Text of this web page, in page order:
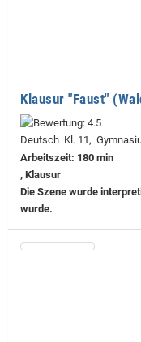
Klausur "Faust"
Deutsch Kl. 11,
Arbeitszeit: 180 min
, Klausur
Die Szene wurde
wurde.